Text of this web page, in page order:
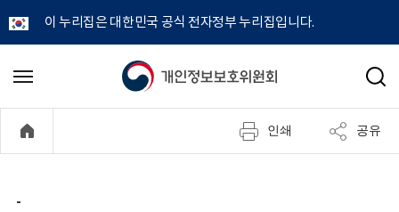
이 누리집은 대한민국 공식 전자정부 누리집입니다.
개
정
메
기
검
인쇄 공유
-